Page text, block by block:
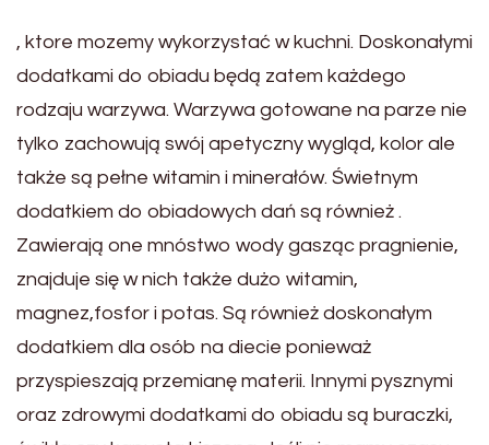
, ktore mozemy wykorzystać w kuchni. Doskonałymi
dodatkami do obiadu będą zatem każdego
rodzaju warzywa. Warzywa gotowane na parze nie
tylko zachowują swój apetyczny wygląd, kolor ale
także są pełne witamin i minerałów. Świetnym
dodatkiem do obiadowych dań są również .
Zawierają one mnóstwo wody gasząc pragnienie,
znajduje się w nich także dużo witamin,
magnez,fosfor i potas. Są również doskonałym
dodatkiem dla osób na diecie ponieważ
przyspieszają przemianę materii. Innymi pysznymi
oraz zdrowymi dodatkami do obiadu są buraczki,